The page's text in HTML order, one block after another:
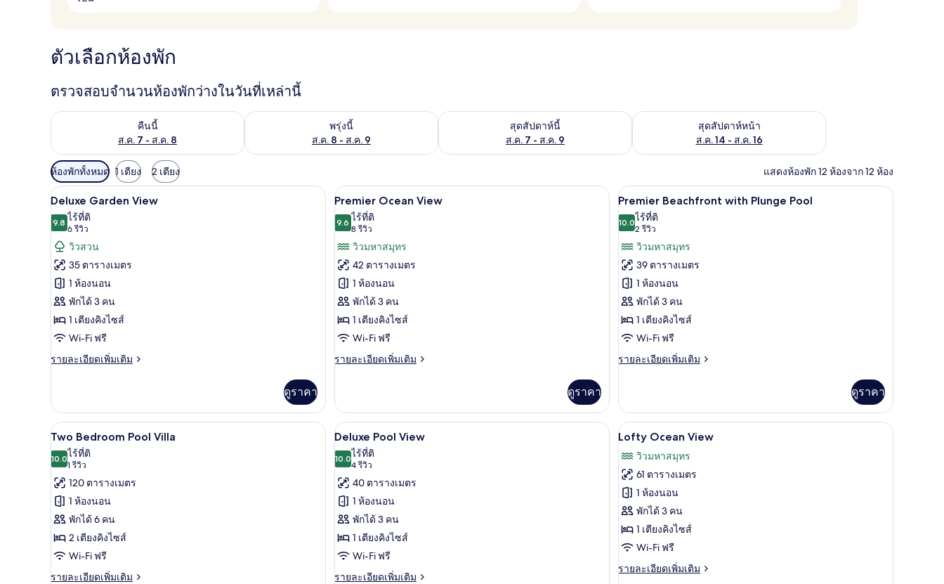
ตัวเลือกห้องพัก
ตรวจสอบจำนวนห้องพักว่างในวันที่เหล่านี้
คืนนี้
ส.ค. 7 - ส.ค. 8
ตรวจสอบจำนวนห้องพักว่างในคืนนี้ ส.ค. 7 - ส.ค. 8
พรุ่งนี้
ส.ค. 8 - ส.ค. 9
ตรวจสอบจำนวนห้องพักว่างในพรุ่งนี้ ส.ค. 8 - ส.ค. 9
สุดสัปดาห์นี้
ส.ค. 7 - ส.ค. 9
ตรวจสอบจำนวนห้องพักว่างในสุดสัปดาห์นี้ ส.ค. 7 - ส.ค. 9สุดสัปดาห์หน้า
ส.ค. 14 - ส.ค. 16
ตรวจสอบจำนวนห้องพักว่างในสุดสัปดาห์หน้า ส.ค. 14 - ส.ค. 16
ตัว
กรอง
ที่
มี
ให้
สำหรับ
ห้อง
พัก
ห้องพักทั้งหมด 1 เตียง 2 เตียง แสดงห้องพัก 12 ห้องจาก 12 ห้อง
เปิด
ภาพถ่าย
ทั้งหมด
ของ
Deluxe
Garden
View
Deluxe Garden View | เครื่องนอนระดับพรีเมียม, เตียง Select Comfort, มินิบาร์
12
Deluxe Garden View
9.89.8 จาก 10
ไร้ที่ติ
6 รีวิว
(6
รีวิว)
วิวสวน
35 ตารางเมตร
1 ห้องนอน
พักได้ 3 คน
1 เตียงคิงไซส์
Wi-Fi ฟรี
รายละเอียดเพิ่มเติม
ราย
เกี่ยว
กับ
Deluxe
Garden
View
ดูราคา
เปิด
ภาพถ่าย
ทั้งหมด
ของ
Premier
Ocean
View
Premier Ocean View | เครื่องนอนระดับพรีเมียม, เตียง Select Comfort, มินิบาร์
17
Premier Ocean View
9.69.6 จาก 10
ไร้ที่ติ
8 รีวิว
(8
รีวิว)
วิวมหาสมุทร
42 ตารางเมตร
1 ห้องนอน
พักได้ 3 คน
1 เตียงคิงไซส์
Wi-Fi ฟรี
รายละเอียดเพิ่มเติม
ราย
เกี่ยว
กับ
Premier
Ocean
View
ดูราคา
เปิด
ภาพถ่าย
ทั้งหมด
ของ
Premier
Beachfront
with
Plunge
Pool
Premier Beachfront with Plunge Pool | เครื่
8
Premier Beachfront with Plunge Pool
10.010.0 จาก 10
ไร้ที่ติ
2 รีวิว
(2
รีวิว)
วิวมหาสมุทร
39 ตารางเมตร
1 ห้องนอน
พักได้ 3 คน
1 เตียงคิงไซส์
Wi-Fi ฟรี
รายละเอียดเพิ่มเติม
ราย
เกี่ยว
กับ
Premier
Beachfront
with
Plunge
Pool
ดูราคา
เปิด
ภาพถ่าย
ทั้งหมด
ของ
Two
Bedroom
Pool
Villa
Two Bedroom Pool Villa | เครื่องนอนระดับพรีเมียม, เตียง Select Comfort, มินิบาร์
11
Two Bedroom Pool Villa
10.010.0 จาก 10
ไร้ที่ติ
1 รีวิว
(1
รีวิว)
120 ตารางเมตร
1 ห้องนอน
พักได้ 6 คน
2 เตียงคิงไซส์
Wi-Fi ฟรี
รายละเอียดเพิ่มเติม
ราย
เปิด
ภาพถ่าย
ทั้งหมด
ของ
Deluxe
Pool
View
Deluxe Pool View | เครื่องนอนระดับพรีเมียม, เตียง Select Comfort, มินิบาร์
11
Deluxe Pool View
10.010.0 จาก 10
ไร้ที่ติ
4 รีวิว
(4
รีวิว)
40 ตารางเมตร
1 ห้องนอน
พักได้ 3 คน
1 เตียงคิงไซส์
Wi-Fi ฟรี
รายละเอียดเพิ่มเติม
ราย
เปิด
ภาพถ่าย
ทั้งหมด
ของ
Lofty
Ocean
View
Lofty Ocean View | วิวทะเล/มหาสมุทร
6
Lofty Ocean View
วิวมหาสมุทร
61 ตารางเมตร
1 ห้องนอน
พักได้ 3 คน
1 เตียงคิงไซส์
Wi-Fi ฟรี
รายละเอียดเพิ่มเติม
ราย